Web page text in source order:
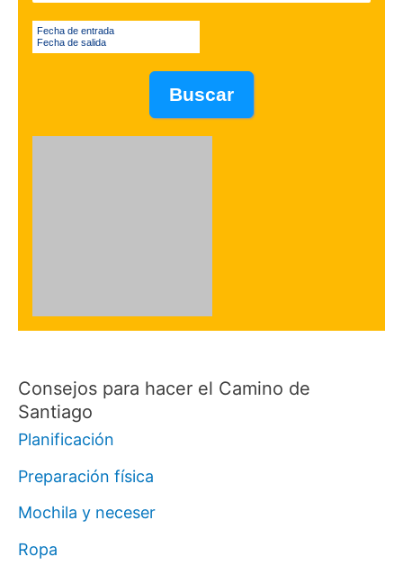
Fecha de entrada
Fecha de salida
Consejos para hacer el Camino de
Santiago
Planificación
Preparación física
Mochila y neceser
Ropa